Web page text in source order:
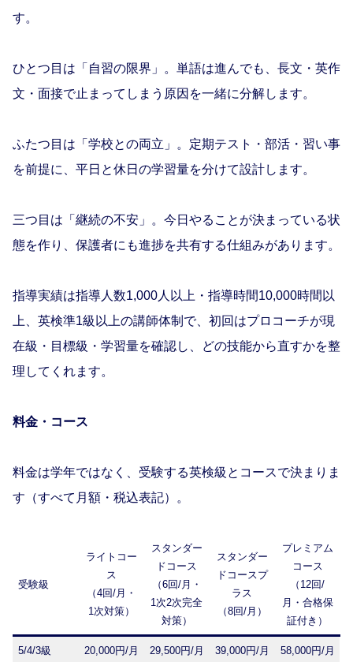
す。
ひとつ目は「自習の限界」。単語は進んでも、長文・英作
文・面接で止まってしまう原因を一緒に分解します。
ふたつ目は「学校との両立」。定期テスト・部活・習い事
を前提に、平日と休日の学習量を分けて設計します。
三つ目は「継続の不安」。今日やることが決まっている状
態を作り、保護者にも進捗を共有する仕組みがあります。
指導実績は指導人数1,000人以上・指導時間10,000時間以
上、英検準1級以上の講師体制で、初回はプロコーチが現
在級・目標級・学習量を確認し、どの技能から直すかを整
理してくれます。
料金・コース
料金は学年ではなく、受験する英検級とコースで決まりま
す（すべて月額・税込表記）。
受験級
ライトコー
ス
（4回/月・
1次対策）
スタンダー
ドコース
（6回/月・
1次2次完全
対策）
スタンダー
ドコースプ
ラス
（8回/月）
プレミアム
コース
（12回/
月・合格保
証付き）
5/4/3級 20,000円/月 29,500円/月 39,000円/月 58,000円/月